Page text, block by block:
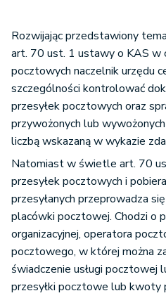
Rozwijając przedstawiony
art. 70 ust. 1 ustawy o KAS w
pocztowych naczelnik urzędu
szczególności kontrolować
przesyłek pocztowych oraz
przywożonych lub
liczbą wskazaną w wykazie
Natomiast w świetle art. 70
przesyłek pocztowych i
przesyłanych przeprowadza
placówki pocztowej. Chodzi o
organizacyjnej, operatora
pocztowego, w której można
świadczenie usługi pocztowej
przesyłki pocztowe lub kwoty